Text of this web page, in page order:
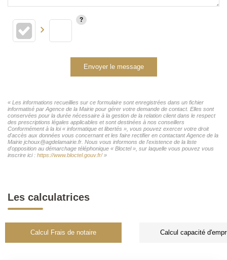
Envoyer le message
« Les informations recueillies sur ce formulaire sont enregistrées dans un fichier
informatisé par Agence de la Mairie pour gérer votre demande de contact. Elles sont
conservées pour la durée nécessaire à la gestion de la relation client dans le respect
des prescriptions légales applicables et sont destinées à nos conseillers
Conformément à la loi « informatique et libertés », vous pouvez exercer votre droit
d'accès aux données vous concernant et les faire rectifier en contactant Agence de la
Mairie jchoux@agdelamairie.fr. Nous vous informons de l'existence de la liste
d'opposition au démarchage téléphonique « Bloctel », sur laquelle vous pouvez vous
inscrire ici : https://www.bloctel.gouv.fr/»
Les calculatrices
Calcul Frais de notaire Calcul capacité